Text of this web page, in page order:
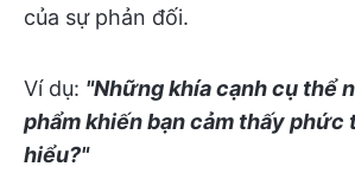
của sự phản đối.
Ví dụ: "Những khía cạnh cụ thể
phẩm khiến bạn cảm thấy phức
hiểu?"